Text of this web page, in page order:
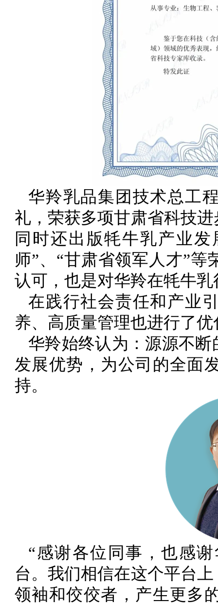
华羚乳品集团技术总工
礼，荣获多项甘肃省科技
同时还出版牦牛乳产业
师”、“甘肃省领军人才”
认可，也是对华羚在牦牛
在践行社会责任和产业
养、高质量管理也进行了
华羚始终认为：源源不
发展优势，为公司的全面
持。
“感谢各位同事，也感
台。我们相信在这个平台
领袖和佼佼者，产生更多